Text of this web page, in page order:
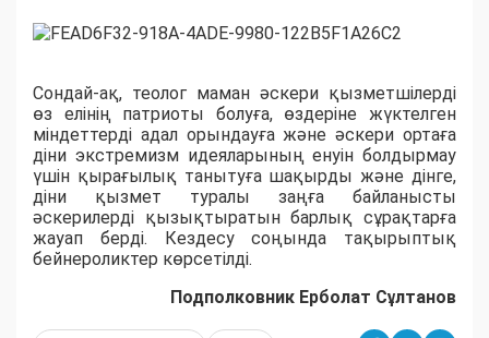
Сондай-ақ, теолог маман әскери қызметшілерді
өз елінің патриоты болуға, өздеріне жүктелген
міндеттерді адал орындауға және әскери ортаға
діни экстремизм идеяларының енуін болдырмау
үшін қырағылық танытуға шақырды және дінге,
діни қызмет туралы заңға байланысты
әскерилерді қызықтыратын барлық сұрақтарға
жауап берді. Кездесу соңында тақырыптық
бейнероликтер көрсетілді.
Подполковник Ерболат Сұлтанов